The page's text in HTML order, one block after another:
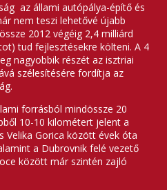
az állami autópálya-építő és
nem teszi lehetővé újabb
2012 végéig 2,4 milliárd
tud fejlesztésekre költeni. A 4
nagyobbik részét az isztriai
szélesítésére fordítja az
forrásból mindössze 20
10-10 kilométert jelent a
Velika Gorica között évek óta
a Dubrovnik felé vezető
között már szintén zajló